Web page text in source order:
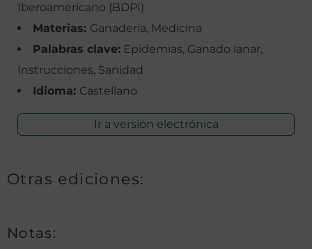
Iberoamericano (BDPI)
Materias: Ganadería, Medicina
Palabras clave: Epidemias, Ganado lanar,
Instrucciones, Sanidad
Idioma: Castellano
Ir a versión electrónica
Otras ediciones:
Notas: